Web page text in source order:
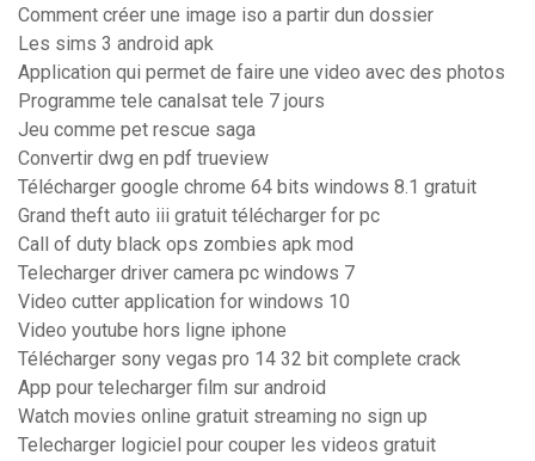
Comment créer une image iso a partir dun dossier
Les sims 3 android apk
Application qui permet de faire une video avec des photos
Programme tele canalsat tele 7 jours
Jeu comme pet rescue saga
Convertir dwg en pdf trueview
Télécharger google chrome 64 bits windows 8.1 gratuit
Grand theft auto iii gratuit télécharger for pc
Call of duty black ops zombies apk mod
Telecharger driver camera pc windows 7
Video cutter application for windows 10
Video youtube hors ligne iphone
Télécharger sony vegas pro 14 32 bit complete crack
App pour telecharger film sur android
Watch movies online gratuit streaming no sign up
Telecharger logiciel pour couper les videos gratuit